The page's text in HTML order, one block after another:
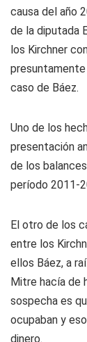
causa del año
de la diputada
los Kirchner
caso de Báez.
Uno de los
presentación
de los
período 2011-
El otro de los
entre los
ellos Báez, a
Mitre hacía de
sospecha es
ocupaban y
dinero.